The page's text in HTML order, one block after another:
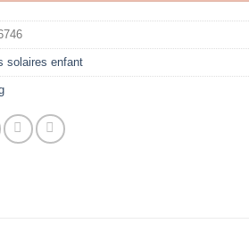
solaires enfant